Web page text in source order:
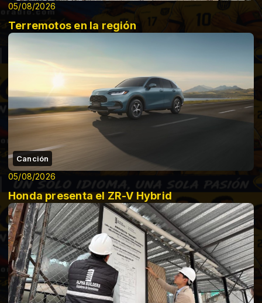
05/08/2026
Terremotos en la región
Canción
05/08/2026
Honda presenta el ZR-V Hybrid